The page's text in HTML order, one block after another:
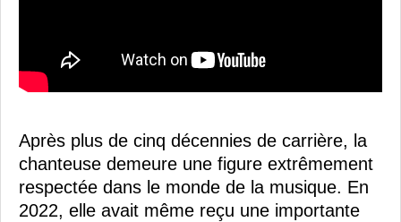
Après plus de cinq décennies de carrière, la
chanteuse demeure une figure extrêmement
respectée dans le monde de la musique. En
2022, elle avait même reçu une importante